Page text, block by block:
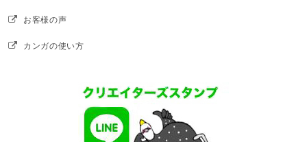
お客様の声
カンガの使い方